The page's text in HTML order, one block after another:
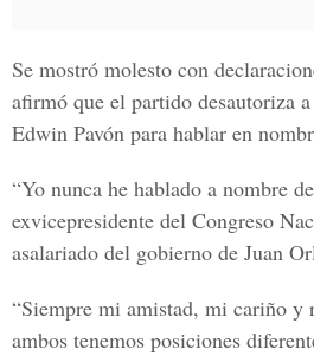
Se mostró molesto con
afirmó que el partido desautoriza
Edwin Pavón para hablar en
“Yo nunca he hablado a nombre
exvicepresidente del Congreso
asalariado del gobierno de Juan
“Siempre mi amistad, mi cariño y
ambos tenemos posiciones